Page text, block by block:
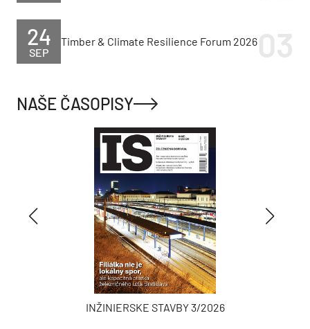
SEP
24 Timber & Climate Resilience Forum 2026
NAŠE ČASOPISY
INŽINIERSKE STAVBY 3/2026